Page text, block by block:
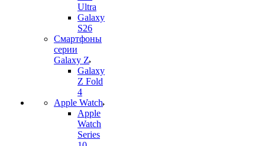
Ultra
Galaxy
S26
Смартфоны
серии
Galaxy Z
Galaxy
Z Fold
4
Apple Watch
Apple
Watch
Series